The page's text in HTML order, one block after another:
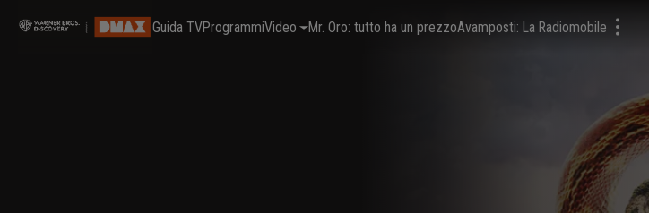
Guida TVProgrammiVideo Mr. Oro: tutto ha un prezzoAvamposti: La Radiomobile